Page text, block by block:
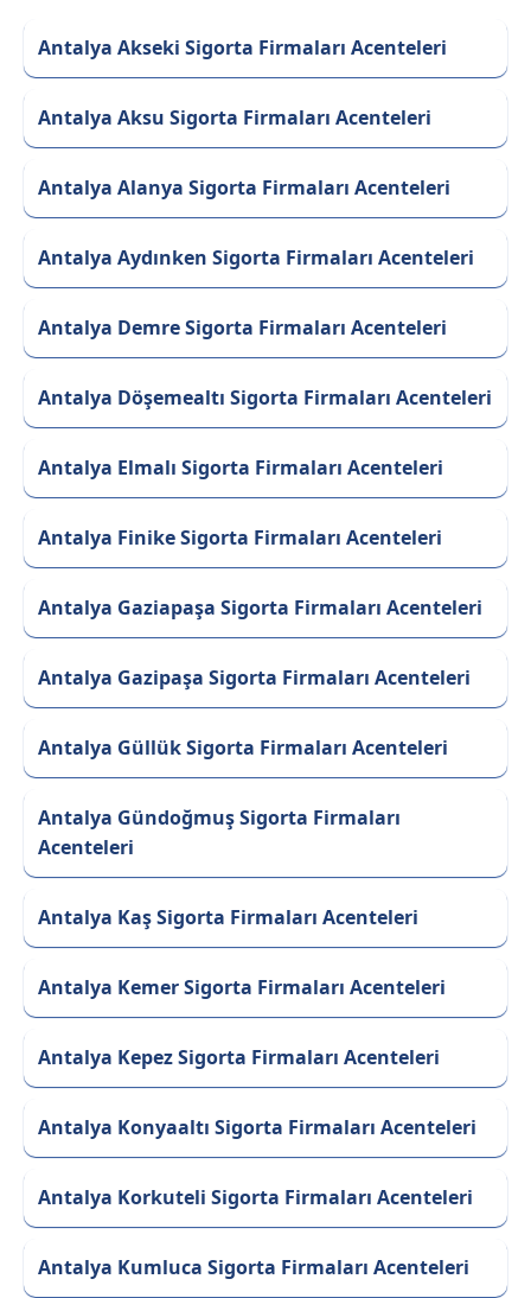
Antalya Akseki Sigorta Firmaları Acenteleri
Antalya Aksu Sigorta Firmaları Acenteleri
Antalya Alanya Sigorta Firmaları Acenteleri
Antalya Aydınken Sigorta Firmaları Acenteleri
Antalya Demre Sigorta Firmaları Acenteleri
Antalya Döşemealtı Sigorta Firmaları Acenteleri
Antalya Elmalı Sigorta Firmaları Acenteleri
Antalya Finike Sigorta Firmaları Acenteleri
Antalya Gaziapaşa Sigorta Firmaları Acenteleri
Antalya Gazipaşa Sigorta Firmaları Acenteleri
Antalya Güllük Sigorta Firmaları Acenteleri
Antalya Gündoğmuş Sigorta Firmaları
Acenteleri
Antalya Kaş Sigorta Firmaları Acenteleri
Antalya Kemer Sigorta Firmaları Acenteleri
Antalya Kepez Sigorta Firmaları Acenteleri
Antalya Konyaaltı Sigorta Firmaları Acenteleri
Antalya Korkuteli Sigorta Firmaları Acenteleri
Antalya Kumluca Sigorta Firmaları Acenteleri